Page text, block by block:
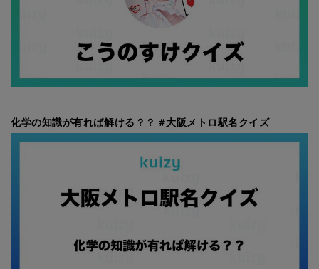
化学の知識が有れば解ける？？ #大阪メトロ駅名クイズ